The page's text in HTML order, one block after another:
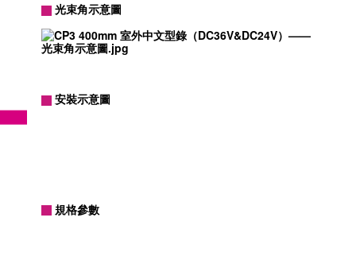
光束角示意圖
安裝示意圖
規格參數